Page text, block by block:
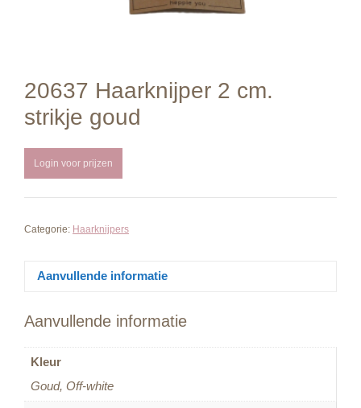
20637 Haarknijper 2 cm.
strikje goud
Login voor prijzen
Categorie: Haarknijpers
Aanvullende informatie
Aanvullende informatie
Kleur
Goud, Off-white